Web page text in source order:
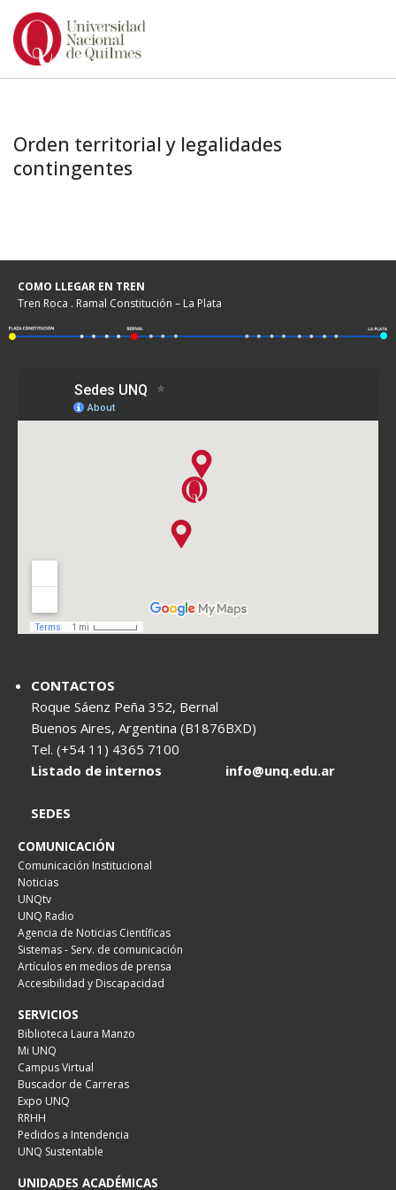
Ir
Orden territorial y legalidades
contingentes
COMO LLEGAR EN TREN
Tren Roca . Ramal Constitución – La Plata
CONTACTOS
Roque Sáenz Peña 352, Bernal
Buenos Aires, Argentina (B1876BXD)
Tel. (+54 11) 4365 7100
Listado de internos
info@unq.edu.ar
SEDES
COMUNICACIÓN
Comunicación Institucional
Noticias
UNQtv
UNQ Radio
Agencia de Noticias Científicas
Sistemas - Serv. de comunicación
Artículos en medios de prensa
Accesibilidad y Discapacidad
SERVICIOS
Biblioteca Laura Manzo
Mi UNQ
Campus Virtual
Buscador de Carreras
Expo UNQ
RRHH
Pedidos a Intendencia
UNQ Sustentable
UNIDADES ACADÉMICAS